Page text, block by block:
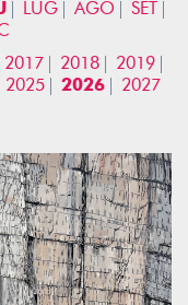
LUG AGO
SET
2017 2018
2019
2025 2026 2027